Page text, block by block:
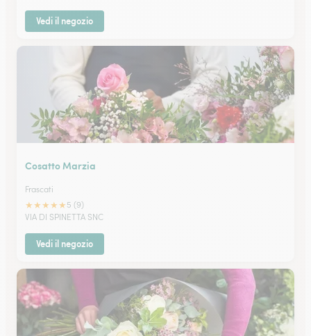
Vedi il negozio
Cosatto Marzia
Frascati
★★★★★ 5 (9)
VIA DI SPINETTA SNC
Vedi il negozio